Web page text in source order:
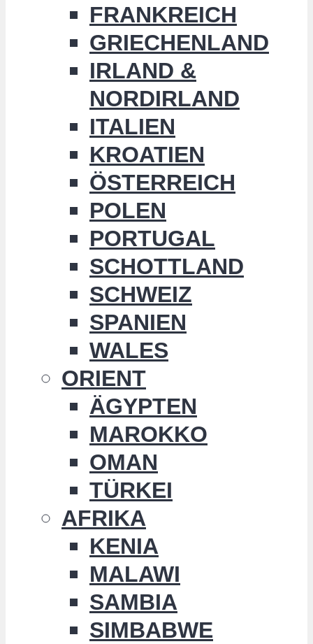
FRANKREICH
GRIECHENLAND
IRLAND &
NORDIRLAND
ITALIEN
KROATIEN
ÖSTERREICH
POLEN
PORTUGAL
SCHOTTLAND
SCHWEIZ
SPANIEN
WALES
ORIENT
ÄGYPTEN
MAROKKO
OMAN
TÜRKEI
AFRIKA
KENIA
MALAWI
SAMBIA
SIMBABWE